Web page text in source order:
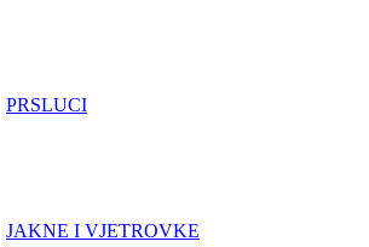
PRSLUCI
JAKNE I VJETROVKE